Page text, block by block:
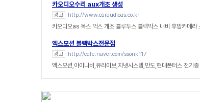
카오디오수리 aux개조 생성
광고 http://www.caraudioas.co.kr
카오디오as 옥스 억스 개조 블루투스 블랙박스 내비 후방카메라
엑스모션 블랙박스전문점
광고 http://cafe.naver.com/ssonk117
엑스모션,아이나비,유라이브,지넷시스템,만도,현대폰터스 전기